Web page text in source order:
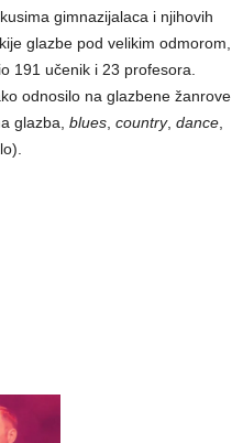
gimnazijalaca i njihovih
glazbe pod velikim odmorom,
191 učenik i 23 profesora.
odnosilo na glazbene žanrove
glazba, blues country, dance